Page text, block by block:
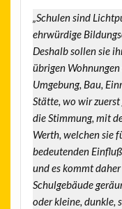
„Schulen sind
ehrwürdige
Deshalb sollen sie
übrigen
Umgebung, Bau,
Stätte, wo wir
die Stimmung, mit
Werth, welchen sie
bedeutenden
und es kommt
Schulgebäude
oder kleine, dunkle,